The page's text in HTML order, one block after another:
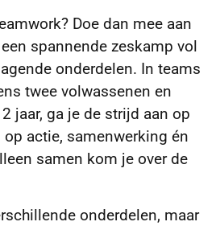
Doe dan mee aan
spannende zeskamp vol
onderdelen. In teams
twee volwassenen en
jaar, ga je de strijd aan op
op actie, samenwerking én
samen kom je over de
onderdelen, maar